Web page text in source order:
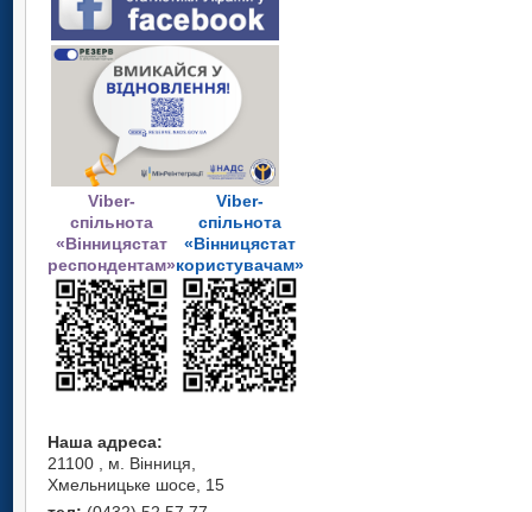
Viber-
спільнота
«Вінницястат
респондентам»
Viber-
спільнота
«Вінницястат
користувачам»
Наша адреса:
21100 , м. Вінниця,
Хмельницьке шосе, 15